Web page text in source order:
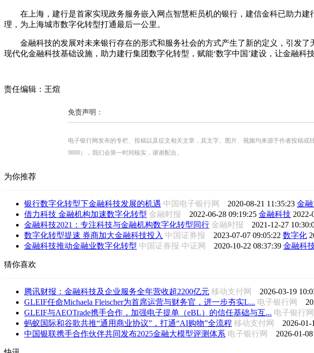
在上海，建行是首家实现政务服务嵌入网点智慧柜员机的银行，建信金科已助力
理，为上海城市数字化转型打通最后一公里。
金融科技的发展对未来银行存在的形式和服务社会的方式产生了新的定义，引发
现代化金融科技基础设施，助力建行集团数字化转型，赋能‘数字中国’建设，让金融
责任编辑：王煊
免责声明：
电子银行网发布的专栏、投稿以及征文相关文章，其文字、图片、视频均来源于作者投稿或
9888），我们会第一时间核实，谢谢配合。
为你推荐
银行数字化转型下金融科技发展的机遇 中国电子银行网 2020-08-21 11:35:23 金
借力科技 金融机构加速数字化转型 金融时报 2022-06-28 09:19:25 金融科技 2022-
金融科技2021：专注科技与金融机构数字化转型同行 金融时报 2021-12-27
数字化转型提速 券商加大金融科技投入 中国证券报 2023-07-07 09:05:22 数字化
金融科技推动金融业数字化转型 中国证券报·中证网 2020-10-22 08:37:39 金融科
猜你喜欢
腾讯财报：金融科技及企业服务全年营收超2200亿元 移动支付网 2026-03-19
GLEIF任命Michaela Fleischer为首席运营与财务官，进一步夯实L... 电子银行网
GLEIF与AEOTrade携手合作，加强电子提单（eBL）的信任基础与互... 电子银行
蚂蚁国际和谷歌共推“通用商业协议”，打通“AI购物”全流程 移动支付网 2026-01-
中国银联携手合作伙伴共同发布2025金融大模型评测体系 电子银行网 2026-01-